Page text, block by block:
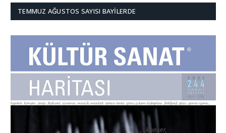
TEMMUZ AĞUSTOS SAYISI BAYILERDE